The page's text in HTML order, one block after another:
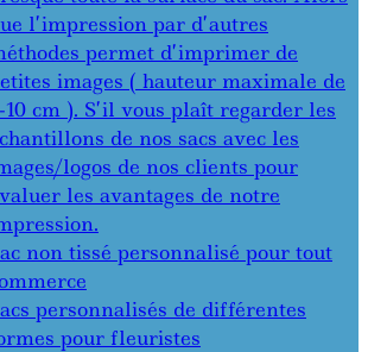
l’impression par d’autres
permet d’imprimer de
images ( hauteur maximale de
10 cm ). S’il vous plaît regarder les
de nos sacs avec les
logos de nos clients pour
les avantages de notre
non tissé personnalisé pour tout
personnalisés de différentes
pour fleuristes